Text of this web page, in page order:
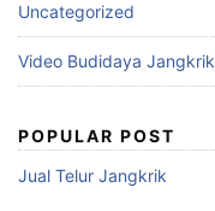
Uncategorized
Video Budidaya Jangkrik
POPULAR POST
Jual Telur Jangkrik